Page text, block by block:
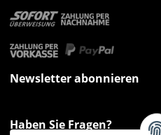
Newsletter abonnieren
Haben Sie Fragen?